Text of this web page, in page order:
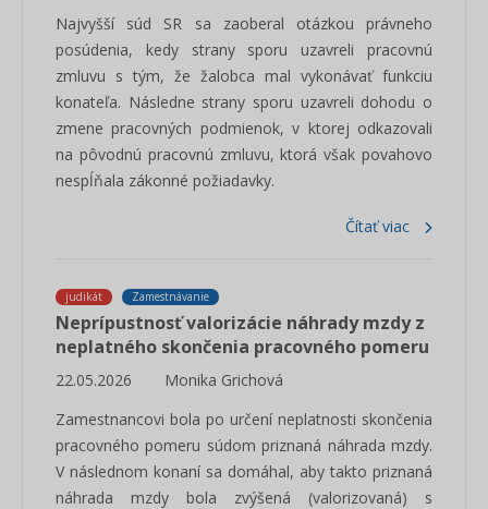
Najvyšší súd SR sa zaoberal otázkou právneho
posúdenia, kedy strany sporu uzavreli pracovnú
zmluvu s tým, že žalobca mal vykonávať funkciu
konateľa. Následne strany sporu uzavreli dohodu o
zmene pracovných podmienok, v ktorej odkazovali
na pôvodnú pracovnú zmluvu, ktorá však povahovo
nespĺňala zákonné požiadavky.
Čítať viac
judikát Zamestnávanie
Neprípustnosť valorizácie náhrady mzdy z
neplatného skončenia pracovného pomeru
22.05.2026
Monika Grichová
Zamestnancovi bola po určení neplatnosti skončenia
pracovného pomeru súdom priznaná náhrada mzdy.
V následnom konaní sa domáhal, aby takto priznaná
náhrada mzdy bola zvýšená (valorizovaná) s